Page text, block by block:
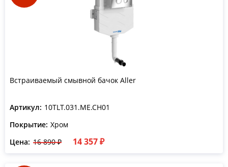
Встраиваемый смывной бачок Aller
Артикул: 10TLT.031.ME.CH01
Покрытие: Хром
Цена: 16 890 ₽ 14 357 ₽